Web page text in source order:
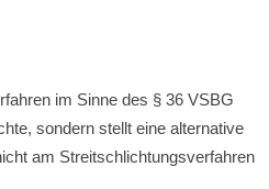
im Sinne des § 36 VSBG
sondern stellt eine alternative
am Streitschlichtungsverfahren